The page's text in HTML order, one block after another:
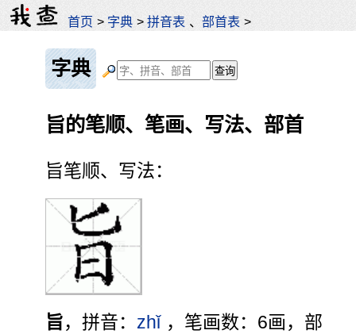
首页 > 字典 >拼音表 、部首表 >
字典
旨的笔顺、笔画、写法、部首
旨笔顺、写法：
旨，拼音： zhǐ ，笔画数：6画，部